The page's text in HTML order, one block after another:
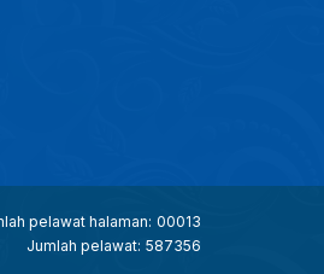
pelawat halaman: 00013
Jumlah pelawat: 587356